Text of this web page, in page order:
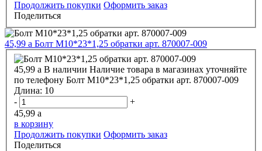
Продолжить покупки Оформить заказ
Поделиться
45,99 a Болт М10*23*1,25 обратки арт. 870007-009
45,99 a В наличии Наличие товара в магазинах уточняйте
по телефону Болт М10*23*1,25 обратки арт. 870007-009
Длина: 10
-
+
45,99 a
в корзину
Продолжить покупки Оформить заказ
Поделиться